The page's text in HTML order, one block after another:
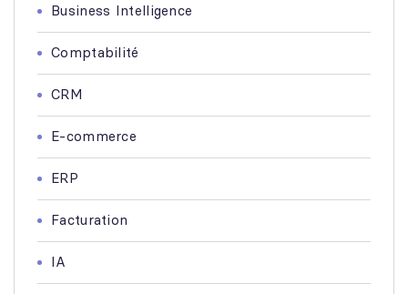
Business Intelligence
Comptabilité
CRM
E-commerce
ERP
Facturation
IA